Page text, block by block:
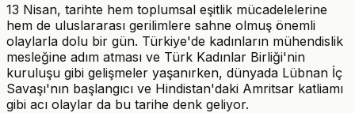
13 Nisan, tarihte hem toplumsal eşitlik mücadelelerine
hem de uluslararası gerilimlere sahne olmuş önemli
olaylarla dolu bir gün. Türkiye'de kadınların mühendislik
mesleğine adım atması ve Türk Kadınlar Birliği'nin
kuruluşu gibi gelişmeler yaşanırken, dünyada Lübnan İç
Savaşı'nın başlangıcı ve Hindistan'daki Amritsar katliamı
gibi acı olaylar da bu tarihe denk geliyor.